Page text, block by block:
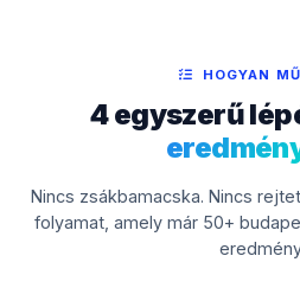
HOGYAN
4 egyszerű
Nincs zsákbamacska. Nincs
folyamat, amely már 50+